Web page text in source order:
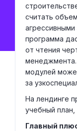
считать
агрессивными
программа
от чтения
модулей
за
На лендинге
учебный
Главный